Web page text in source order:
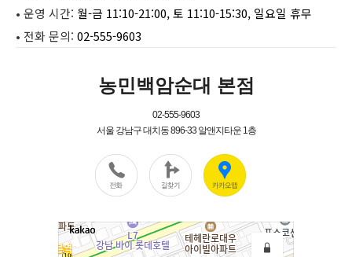
• 운영 시간: 월-금 11:10-21:00, 토 11:10-15:30, 일요일 휴무
• 전화 문의: 02-555-9603